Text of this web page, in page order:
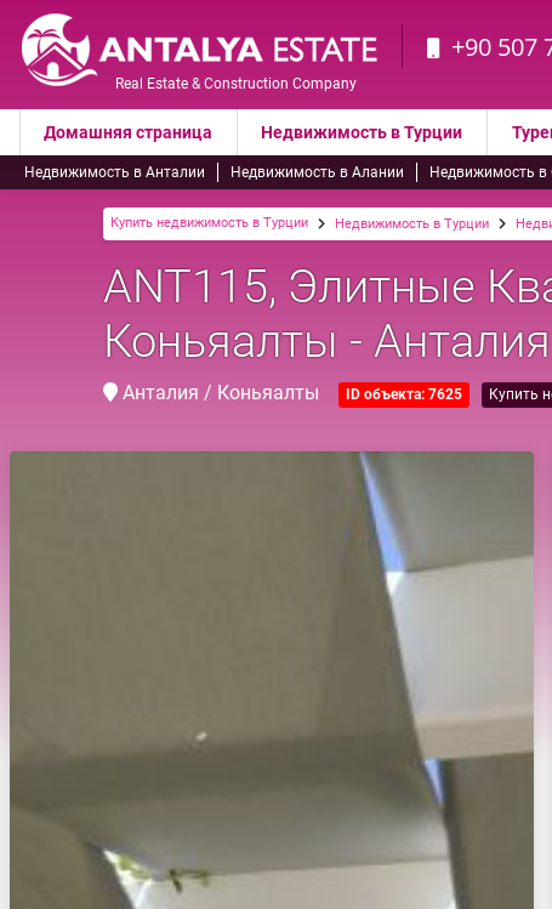
Real Estate & Construction Company
+90 507
Домашняя страница Недвижимость в Турции
Недвижимость в Анталии Недвижимость в Алании Недвижимость в
Купить недвижимость в Турции Недвижимость в Турции
ANT115, Элитные
Коньяалты - Анталия
Анталия / Коньяалты ID объекта: 7625 Купить